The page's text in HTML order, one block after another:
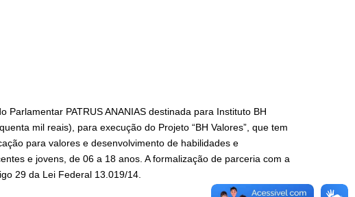
Parlamentar PATRUS ANANIAS destinada para Instituto BH
mil reais), para execução do Projeto “BH Valores”, que tem
para valores e desenvolvimento de habilidades e
e jovens, de 06 a 18 anos. A formalização de parceria com a
29 da Lei Federal 13.019/14.